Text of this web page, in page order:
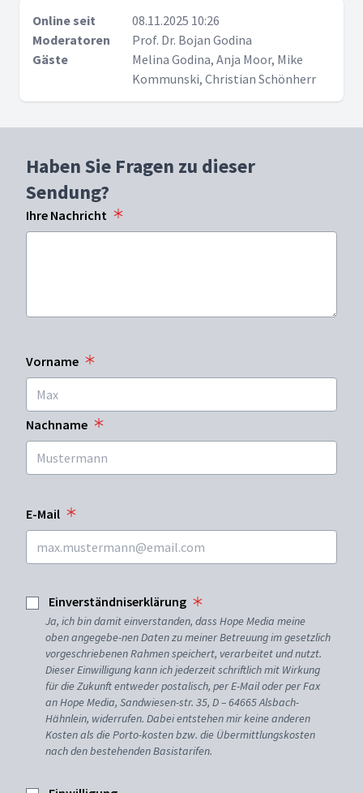
Online seit
08.11.2025 10:26
Moderatoren
Prof. Dr. Bojan Godina
Gäste
Melina Godina, Anja Moor, Mike
Kommunski, Christian Schönherr
Haben Sie Fragen zu dieser
Sendung?
Ihre Nachricht
Vorname
Nachname
E-Mail
Einverständniserklärung
Ja, ich bin damit einverstanden, dass Hope Media meine
oben angegebe-nen Daten zu meiner Betreuung im gesetzlich
vorgeschriebenen Rahmen speichert, verarbeitet und nutzt.
Dieser Einwilligung kann ich jederzeit schriftlich mit Wirkung
für die Zukunft entweder postalisch, per E-Mail oder per Fax
an Hope Media, Sandwiesen-str. 35, D – 64665 Alsbach-
Hähnlein, widerrufen. Dabei entstehen mir keine anderen
Kosten als die Porto-kosten bzw. die Übermittlungskosten
nach den bestehenden Basistarifen.